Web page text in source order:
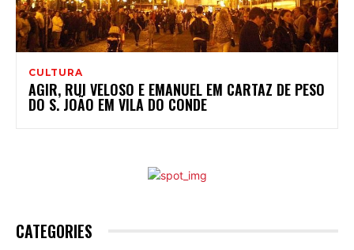
CULTURA
AGIR, RUI VELOSO E EMANUEL EM CARTAZ DE PESO
DO S. JOÃO EM VILA DO CONDE
CATEGORIES